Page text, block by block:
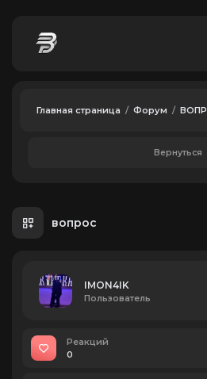
Главная страница / Форум /
Вернуться
вопрос
IMON4IK
Пользователь
Реакций
0